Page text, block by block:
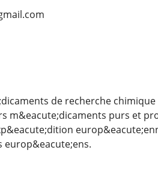
de recherche
m&eacute;dicaments purs et
europ&eacute;ens.